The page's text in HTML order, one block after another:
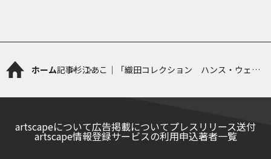
ホーム記事杉江あこ｜「織田コレクション ハンス・ウェグ
artscapeについて広告掲載についてプレスリリース送付
artscape情報登録サービスの利用申込著者一覧